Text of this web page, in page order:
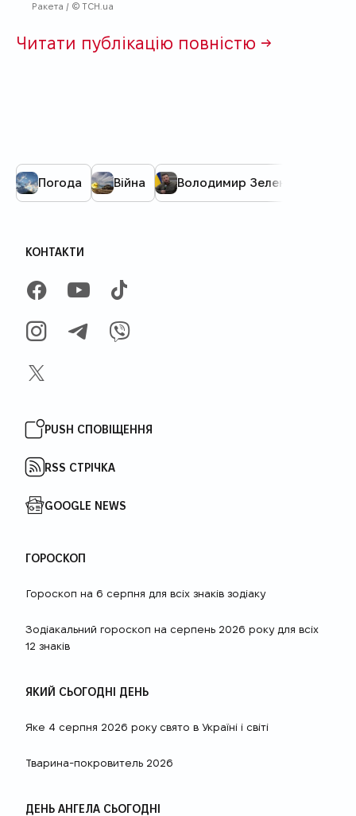
Ракета / © ТСН.ua
Читати публікацію повністю →
Погода Війна Володимир Зеленський
КОНТАКТИ
FACEBOOK
YOUTUBE
TIKTOK
INSTAGRAM
TELEGRAM
VIBER
X
PUSH СПОВІЩЕННЯ
RSS СТРІЧКА
GOOGLE NEWS
ГОРОСКОП
Гороскоп на 6 серпня для всіх знаків зодіаку
Зодіакальний гороскоп на серпень 2026 року для всіх
12 знаків
ЯКИЙ СЬОГОДНІ ДЕНЬ
Яке 4 серпня 2026 року свято в Україні і світі
Тварина-покровитель 2026
ДЕНЬ АНГЕЛА СЬОГОДНІ